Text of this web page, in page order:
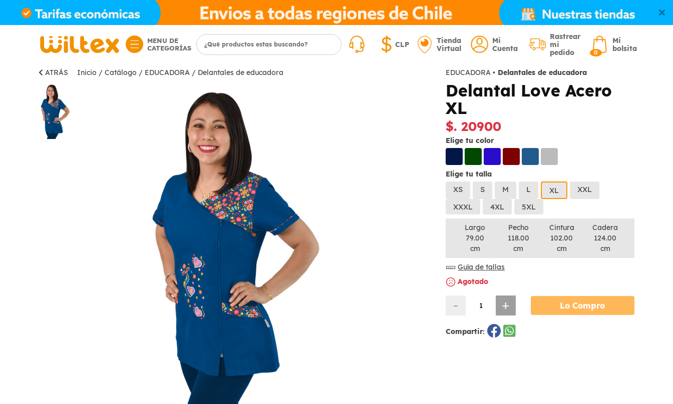
MENU DE
CATEGORÍAS
CLP
Tienda
Virtual
Mi
Cuenta
Rastrear
mi
pedido
0
Mi
bolsita
ATRÁS Inicio / Catálogo / EDUCADORA / Delantales de educadora EDUCADORA• Delantales de educadora
Delantal Love Acero
XL
$. 20900
Elige tu color
Elige tu talla
XS S M L XL
XXL
XXXL
4XL 5XL
Largo
79.00
cm
Pecho
118.00
cm
Cintura
102.00
cm
Cadera
124.00
cm
Guía de tallas
Agotado
+
- Lo Compro
Compartir: